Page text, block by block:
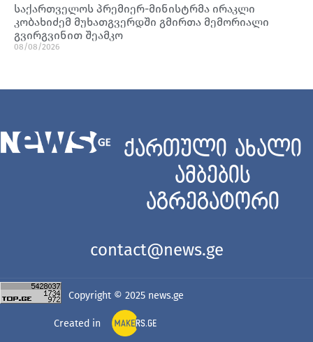
საქართველოს პრემიერ-მინისტრმა ირაკლი
კობახიძემ მუხათგვერდში გმირთა მემორიალი
გვირგვინით შეამკო
08/08/2026
ქართული ახალი
ამბების
აგრეგატორი
contact@news.ge
Copyright © 2025 news.ge
Created in